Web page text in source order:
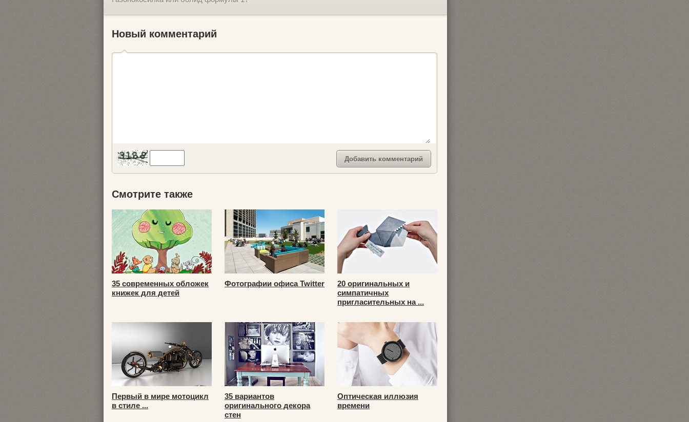
Новый комментарий
Смотрите также
35 современных обложек
книжек для детей
Фотографии офиса Twitter
20 оригинальных и
симпатичных
пригласительных на ...
Первый в мире мотоцикл
в стиле ...
35 вариантов
оригинального декора
стен
Оптическая иллюзия
времени